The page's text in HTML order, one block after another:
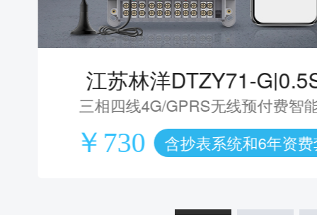
江苏林洋DTZY71-
三相四线4G/GPRS无线预付费智
￥730 含抄表系统和6年资